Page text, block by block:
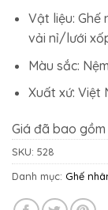
Vật liệu: Ghế
vải nỉ/lưới
Màu sắc:
Xuất xứ: Việt
Giá đã bao gồm
SKU: 528
Danh mục: Ghế